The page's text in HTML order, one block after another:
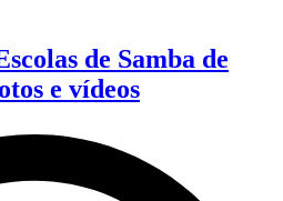
de Samba de
e vídeos